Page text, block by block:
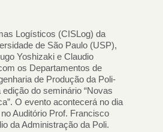
Logísticos (CISLog) da
de São Paulo (USP),
Yoshizaki e Claudio
os Departamentos de
de Produção da Poli-
do seminário “Novas
O evento acontecerá no dia
Auditório Prof. Francisco
da Administração da Poli.